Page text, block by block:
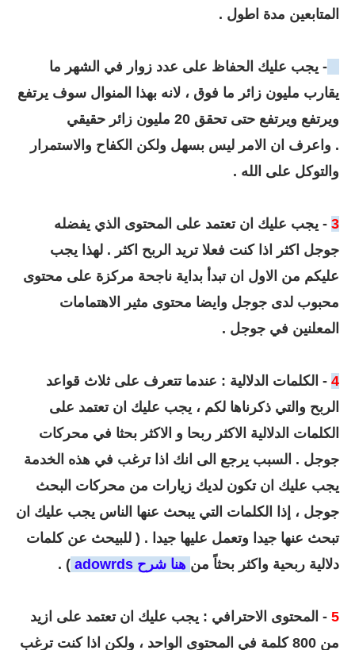
المتابعين مدة اطول .
- يجب عليك الحفاظ على عدد زوار في الشهر ما
يقارب مليون زائر ما فوق ، لانه بهذا المنوال سوف يرتفع
ويرتفع ويرتفع حتى تحقق 20 مليون زائر حقيقي
. واعرف ان الامر ليس بسهل ولكن الكفاح والاستمرار
والتوكل على الله .
3 - يجب عليك ان تعتمد على المحتوى الذي يفضله
جوجل اكثر اذا كنت فعلا تريد الربح اكثر . لهذا يجب
عليكم من الاول ان تبدأ بداية ناجحة مركزة على محتوى
محبوب لدى جوجل وايضا محتوى مثير الاهتمامات
المعلنين في جوجل .
4 - الكلمات الدلالية : عندما تتعرف على ثلاث قواعد
الربح والتي ذكرناها لكم ، يجب عليك ان تعتمد على
الكلمات الدلالية الاكثر ربحا و الاكثر بحثا في محركات
جوجل . السبب يرجع الى انك اذا ترغب في هذه الخدمة
يجب عليك ان تكون لديك زيارات من محركات البحث
جوجل ، إذا الكلمات التي يبحث عنها الناس يجب عليك ان
تبحث عنها جيدا وتعمل عليها جيدا . ( للبيحث عن كلمات
دلالية ربحية واكثر بحثاً من هنا شرح adowrds ) .
5 - المحتوى الاحترافي : يجب عليك ان تعتمد على ازيد
من 800 كلمة في المحتوى الواحد ، ولكن اذا كنت ترغب